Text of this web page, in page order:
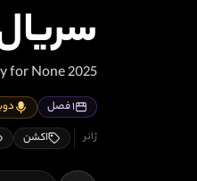
for None 2025
۱ فصل
اکشن